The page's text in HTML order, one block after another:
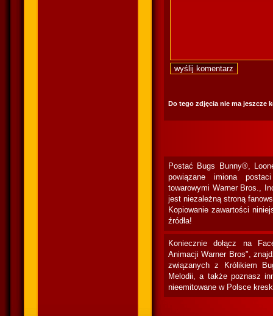
Do tego zdjęcia nie ma jeszcze
Postać Bugs Bunny®,
powiązane imiona
towarowymi Warner Bros.,
jest niezależną stroną
Kopiowanie zawartości
źródła!
Koniecznie dołącz na
Animacji Warner Bros",
związanych z Królikiem
Melodii, a także poznasz
nieemitowane w Polsce